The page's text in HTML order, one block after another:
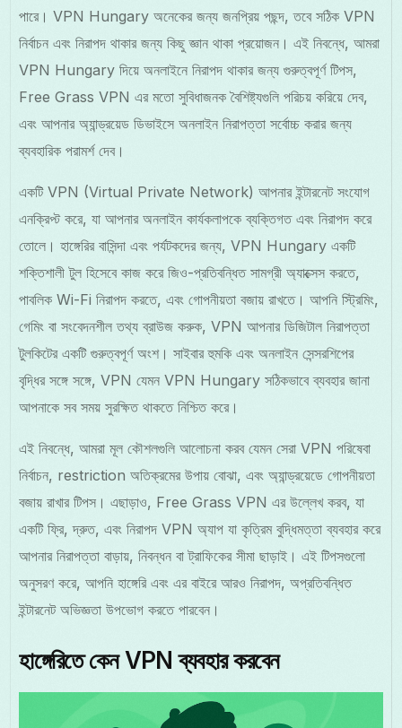
পারে। VPN Hungary অনেকের জন্য জনপ্রিয় পছন্দ, তবে সঠিক VPN
নির্বাচন এবং নিরাপদ থাকার জন্য কিছু জ্ঞান থাকা প্রয়োজন। এই নিবন্ধে, আমরা
VPN Hungary দিয়ে অনলাইনে নিরাপদ থাকার জন্য গুরুত্বপূর্ণ টিপস,
Free Grass VPN এর মতো সুবিধাজনক বৈশিষ্ট্যগুলি পরিচয় করিয়ে দেব,
এবং আপনার অ্যান্ড্রয়েড ডিভাইসে অনলাইন নিরাপত্তা সর্বোচ্চ করার জন্য
ব্যবহারিক পরামর্শ দেব।
একটি VPN (Virtual Private Network) আপনার ইন্টারনেট সংযোগ
এনক্রিপ্ট করে, যা আপনার অনলাইন কার্যকলাপকে ব্যক্তিগত এবং নিরাপদ করে
তোলে। হাঙ্গেরির বাসিন্দা এবং পর্যটকদের জন্য, VPN Hungary একটি
শক্তিশালী টুল হিসেবে কাজ করে জিও-প্রতিবন্ধিত সামগ্রী অ্যাক্সেস করতে,
পাবলিক Wi-Fi নিরাপদ করতে, এবং গোপনীয়তা বজায় রাখতে। আপনি স্ট্রিমিং,
গেমিং বা সংবেদনশীল তথ্য ব্রাউজ করুক, VPN আপনার ডিজিটাল নিরাপত্তা
টুলকিটের একটি গুরুত্বপূর্ণ অংশ। সাইবার হুমকি এবং অনলাইন সেন্সরশিপের
বৃদ্ধির সঙ্গে সঙ্গে, VPN যেমন VPN Hungary সঠিকভাবে ব্যবহার জানা
আপনাকে সব সময় সুরক্ষিত থাকতে নিশ্চিত করে।
এই নিবন্ধে, আমরা মূল কৌশলগুলি আলোচনা করব যেমন সেরা VPN পরিষেবা
নির্বাচন, restriction অতিক্রমের উপায় বোঝা, এবং অ্যান্ড্রয়েডে গোপনীয়তা
বজায় রাখার টিপস। এছাড়াও, Free Grass VPN এর উল্লেখ করব, যা
একটি ফ্রি, দ্রুত, এবং নিরাপদ VPN অ্যাপ যা কৃত্রিম বুদ্ধিমত্তা ব্যবহার করে
আপনার নিরাপত্তা বাড়ায়, নিবন্ধন বা ট্রাফিকের সীমা ছাড়াই। এই টিপসগুলো
অনুসরণ করে, আপনি হাঙ্গেরি এবং এর বাইরে আরও নিরাপদ, অপ্রতিবন্ধিত
ইন্টারনেট অভিজ্ঞতা উপভোগ করতে পারবেন।
হাঙ্গেরিতে কেন VPN ব্যবহার করবেন